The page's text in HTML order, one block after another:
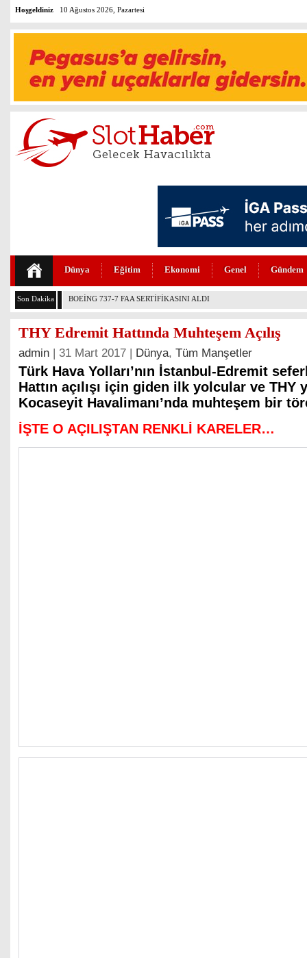
Hoşgeldiniz 10 Ağustos 2026, Pazartesi
Dünya Eğitim Ekonomi Genel Gündem
Son Dakika BOEİNG 737-7 FAA SERTİFİKASINI ALDI
THY Edremit Hattında Muhteşem Açılış
admin | 31 Mart 2017 | Dünya, Tüm Manşetler
Türk Hava Yolları’nın İstanbul-Edremit
Hattın açılışı için giden ilk yolcular ve
Kocaseyit Havalimanı’nda muhteşem bir
İŞTE O AÇILIŞTAN RENKLİ KARELER…